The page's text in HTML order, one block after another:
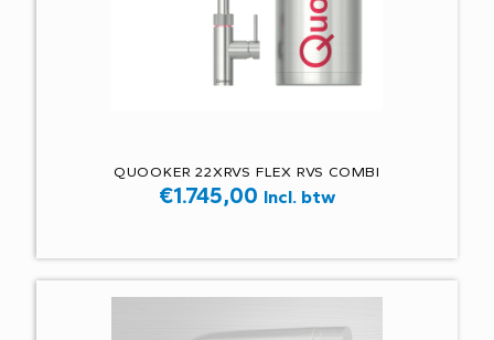
QUOOKER 22XRVS FLEX RVS COMBI
€1.745,00 Incl. btw